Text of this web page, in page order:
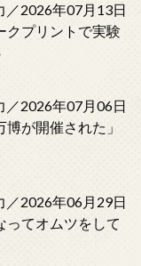
／2026年07月13日
クプリントで実験
／2026年07月06日
が開催された」
／2026年06月29日
ってオムツをして